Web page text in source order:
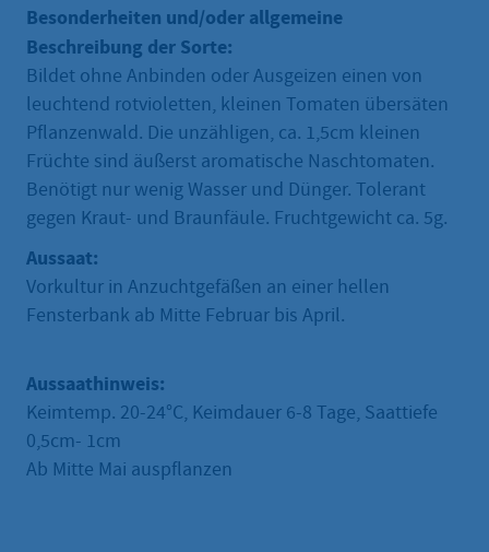
Besonderheiten und/oder allgemeine
Beschreibung der Sorte:
Bildet ohne Anbinden oder Ausgeizen einen von
leuchtend rotvioletten, kleinen Tomaten übersäten
Pflanzenwald. Die unzähligen, ca. 1,5cm kleinen
Früchte sind äußerst aromatische Naschtomaten.
Benötigt nur wenig Wasser und Dünger. Tolerant
gegen Kraut- und Braunfäule. Fruchtgewicht ca. 5g.
Aussaat:
Vorkultur in Anzuchtgefäßen an einer hellen
Fensterbank ab Mitte Februar bis April.
Aussaathinweis:
Keimtemp. 20-24°C, Keimdauer 6-8 Tage, Saattiefe
0,5cm- 1cm
Ab Mitte Mai auspflanzen